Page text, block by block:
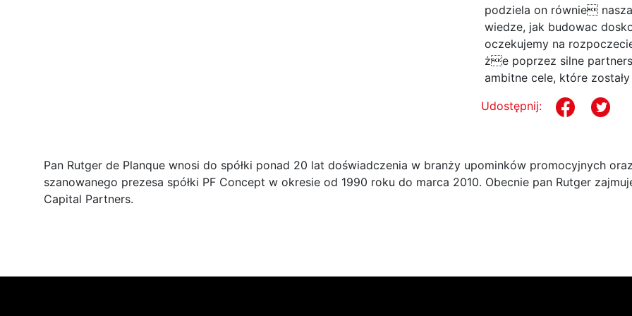
podziela on równie
wiedze, jak budowac
oczekujemy na
że poprzez silne
ambitne cele, które
Udostępnij:
Pan Rutger de Planque wnosi do spółki ponad 20 lat doświadczenia w branży upominków promocyjnych
szanowanego prezesa spółki PF Concept w okresie od 1990 roku do marca 2010. Obecnie pan Rutger
Capital Partners.